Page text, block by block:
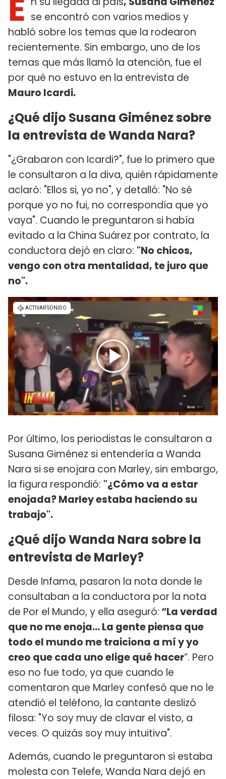
E se encontró con varios medios y
habló sobre los temas que la rodearon
recientemente. Sin embargo, uno de los
temas que más llamó la atención, fue el
por qué no estuvo en la entrevista de
Mauro Icardi.
¿Qué dijo Susana Giménez sobre
la entrevista de Wanda Nara?
"¿Grabaron con Icardi?", fue lo primero que
le consultaron a la diva, quién rápidamente
aclaró: "Ellos si, yo no", y detalló: "No sé
porque yo no fui, no correspondía que yo
vaya". Cuando le preguntaron si había
evitado a la China Suárez por contrato, la
conductora dejó en claro: "No chicos,
vengo con otra mentalidad, te juro que
no".
Por último, los periodistas le consultaron a
Susana Giménez si entendería a Wanda
Nara si se enojara con Marley, sin embargo,
la figura respondió: "¿Cómo va a estar
enojada? Marley estaba haciendo su
trabajo".
¿Qué dijo Wanda Nara sobre la
entrevista de Marley?
Desde Infama, pasaron la nota donde le
consultaban a la conductora por la nota
de Por el Mundo, y ella aseguró: “La verdad
que no me enoja... La gente piensa que
todo el mundo me traiciona a mí y yo
creo que cada uno elige qué hacer”. Pero
eso no fue todo, ya que cuando le
comentaron que Marley confesó que no le
atendió el teléfono, la cantante deslizó
filosa: "Yo soy muy de clavar el visto, a
veces. O quizás soy muy intuitiva".
Además, cuando le preguntaron si estaba
molesta con Telefe, Wanda Nara dejó en